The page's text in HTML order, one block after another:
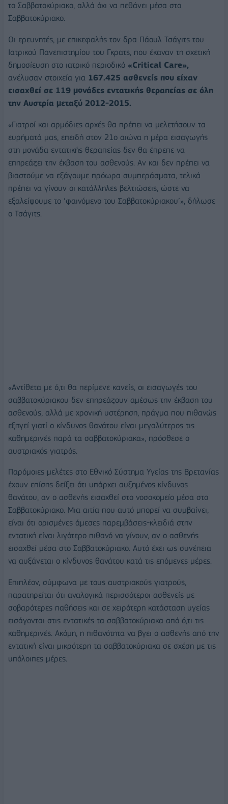
το Σαββατοκύριακο, αλλά όχι να πεθάνει μέσα στο
Σαββατοκύριακο.
Οι ερευνητές, με επικεφαλής τον δρα Πάουλ Τσάγιτς του
Ιατρικού Πανεπιστημίου του Γκρατς, που έκαναν τη σχετική
δημοσίευση στο ιατρικό περιοδικό «Critical Care»,
ανέλυσαν στοιχεία για 167.425 ασθενείς που είχαν
εισαχθεί σε 119 μονάδες εντατικής θεραπείας σε όλη
την Αυστρία μεταξύ 2012-2015.
«Γιατροί και αρμόδιες αρχές θα πρέπει να μελετήσουν τα
ευρήματά μας, επειδή στον 21ο αιώνα η μέρα εισαγωγής
στη μονάδα εντατικής θεραπείας δεν θα έπρεπε να
επηρεάζει την έκβαση του ασθενούς. Αν και δεν πρέπει να
βιαστούμε να εξάγουμε πρόωρα συμπεράσματα, τελικά
πρέπει να γίνουν οι κατάλληλες βελτιώσεις, ώστε να
εξαλείψουμε το ‘φαινόμενο του Σαββατοκύριακου’», δήλωσε
ο Τσάγιτς.
«Αντίθετα με ό,τι θα περίμενε κανείς, οι εισαγωγές του
σαββατοκύριακου δεν επηρεάζουν αμέσως την έκβαση του
ασθενούς, αλλά με χρονική υστέρηση, πράγμα που πιθανώς
εξηγεί γιατί ο κίνδυνος θανάτου είναι μεγαλύτερος τις
καθημερινές παρά τα σαββατοκύριακα», πρόσθεσε ο
αυστριακός γιατρός.
Παρόμοιες μελέτες στο Εθνικό Σύστημα Υγείας της Βρετανίας
έχουν επίσης δείξει ότι υπάρχει αυξημένος κίνδυνος
θανάτου, αν ο ασθενής εισαχθεί στο νοσοκομείο μέσα στο
Σαββατοκύριακο. Μια αιτία που αυτό μπορεί να συμβαίνει,
είναι ότι ορισμένες άμεσες παρεμβάσεις-κλειδιά στην
εντατική είναι λιγότερο πιθανό να γίνουν, αν ο ασθενής
εισαχθεί μέσα στο Σαββατοκύριακο. Αυτό έχει ως συνέπεια
να αυξάνεται ο κίνδυνος θανάτου κατά τις επόμενες μέρες.
Επιπλέον, σύμφωνα με τους αυστριακούς γιατρούς,
παρατηρείται ότι αναλογικά περισσότεροι ασθενείς με
σοβαρότερες παθήσεις και σε χειρότερη κατάσταση υγείας
εισάγονται στις εντατικές τα σαββατοκύριακα από ό,τι τις
καθημερινές. Ακόμη, η πιθανότητα να βγει ο ασθενής από την
εντατική είναι μικρότερη τα σαββατοκύριακα σε σχέση με τις
υπόλοιπες μέρες.